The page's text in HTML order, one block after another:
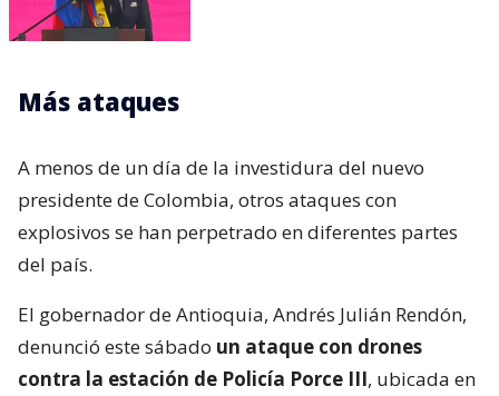
Más ataques
A menos de un día de la investidura del nuevo
presidente de Colombia, otros ataques con
explosivos se han perpetrado en diferentes partes
del país.
El gobernador de Antioquia, Andrés Julián Rendón,
denunció este sábado un ataque con drones
contra la estación de Policía Porce III, ubicada en